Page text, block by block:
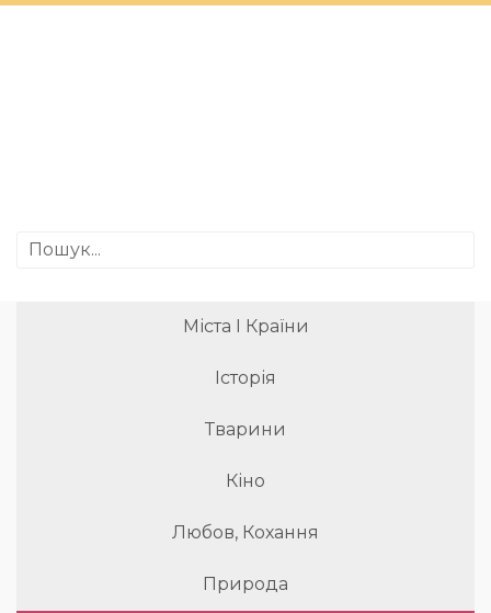
Міста І Країни
Історія
Тварини
Кіно
Любов, Кохання
Природа